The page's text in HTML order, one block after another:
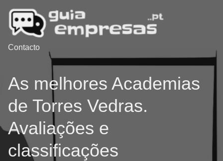
Contacto
As melhores Academias
de Torres Vedras.
Avaliações e
classificações